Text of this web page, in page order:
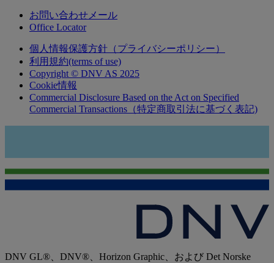
お問い合わせメール
Office Locator
個人情報保護方針（プライバシーポリシー）
利用規約(terms of use)
Copyright © DNV AS 2025
Cookie情報
Commercial Disclosure Based on the Act on Specified
Commercial Transactions（特定商取引法に基づく表記)
DNV GL®、DNV®、Horizon Graphic、および Det Norske